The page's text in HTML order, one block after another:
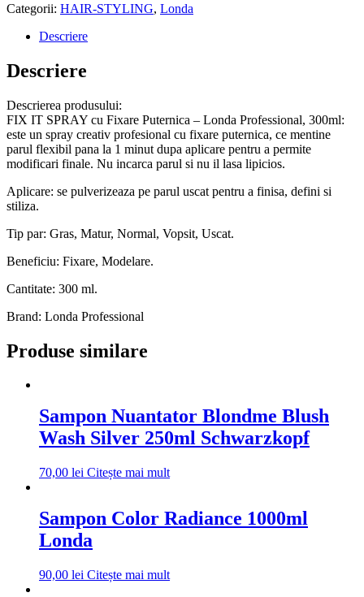
Categorii: HAIR-STYLING, Londa
Descriere
Descriere
Descrierea produsului:
FIX IT SPRAY cu Fixare Puternica – Londa Professional, 300ml:
este un spray creativ profesional cu fixare puternica, ce mentine
parul flexibil pana la 1 minut dupa aplicare pentru a permite
modificari finale. Nu incarca parul si nu il lasa lipicios.
Aplicare: se pulverizeaza pe parul uscat pentru a finisa, defini si
stiliza.
Tip par: Gras, Matur, Normal, Vopsit, Uscat.
Beneficiu: Fixare, Modelare.
Cantitate: 300 ml.
Brand: Londa Professional
Produse similare
Sampon Nuantator Blondme Blush
Wash Silver 250ml Schwarzkopf
70,00 lei Citește mai mult
Sampon Color Radiance 1000ml
Londa
90,00 lei Citește mai mult